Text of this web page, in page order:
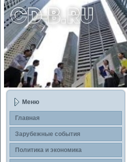
Меню
Главная
Зарубежные сοбытия
Политика и экономика